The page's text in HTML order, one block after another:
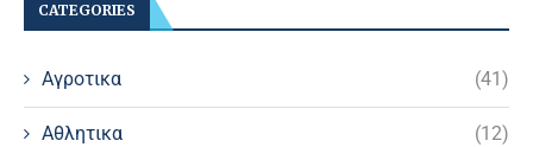
CATEGORIES
Αγροτικα (41)
Αθλητικα (12)